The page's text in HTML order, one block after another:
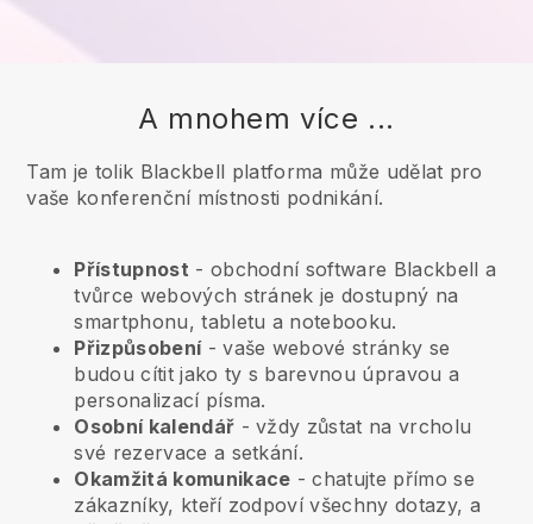
A mnohem více ...
Tam je tolik Blackbell platforma může udělat pro
vaše konferenční místnosti podnikání.
Přístupnost - obchodní software Blackbell a
tvůrce webových stránek je dostupný na
smartphonu, tabletu a notebooku.
Přizpůsobení- vaše webové stránky se
budou cítit jako ty s barevnou úpravou a
personalizací písma.
Osobní kalendář - vždy zůstat na vrcholu
své rezervace a setkání.
Okamžitá komunikace - chatujte přímo se
zákazníky, kteří zodpoví všechny dotazy, a